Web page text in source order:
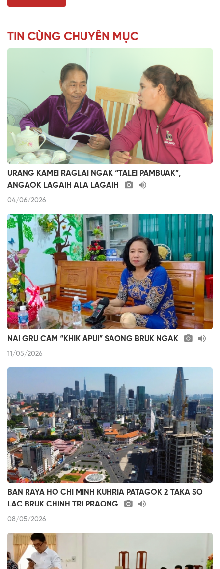
TIN CÙNG CHUYÊN MỤC
URANG KAMEI RAGLAI NGAK “TALEI PAMBUAK”,
ANGAOK LAGAIH ALA LAGAIH
04/06/2026
NAI GRU CAM “KHIK APUI” SAONG BRUK NGAK
11/05/2026
BAN RAYA HO CHI MINH KUHRIA PATAGOK 2 TAKA SO
LAC BRUK CHINH TRI PRAONG
08/05/2026